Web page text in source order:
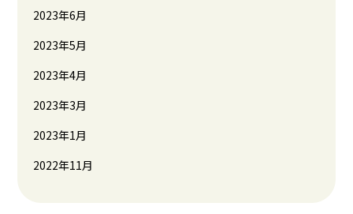
2023年6月
2023年5月
2023年4月
2023年3月
2023年1月
2022年11月